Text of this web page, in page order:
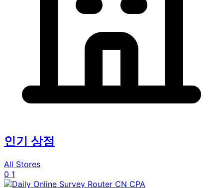
인기 상점
All Stores
0 1